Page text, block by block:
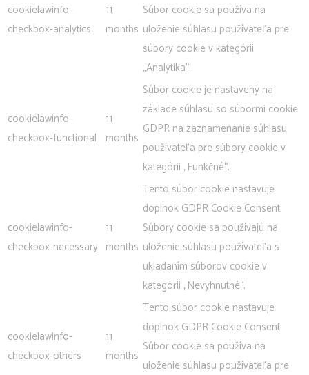
cookielawinfo-
checkbox-analytics
11
months
Súbor cookie sa používa na
uloženie súhlasu používateľa pre
súbory cookie v kategórii
„Analytika“.
cookielawinfo-
checkbox-functional
11
months
Súbor cookie je nastavený na
základe súhlasu so súbormi cookie
GDPR na zaznamenanie súhlasu
používateľa pre súbory cookie v
kategórii „Funkčné“.
cookielawinfo-
checkbox-necessary
11
months
Tento súbor cookie nastavuje
doplnok GDPR Cookie Consent.
Súbory cookie sa používajú na
uloženie súhlasu používateľa s
ukladaním súborov cookie v
kategórii „Nevyhnutné“.
cookielawinfo-
checkbox-others
11
months
Tento súbor cookie nastavuje
doplnok GDPR Cookie Consent.
Súbor cookie sa používa na
uloženie súhlasu používateľa pre